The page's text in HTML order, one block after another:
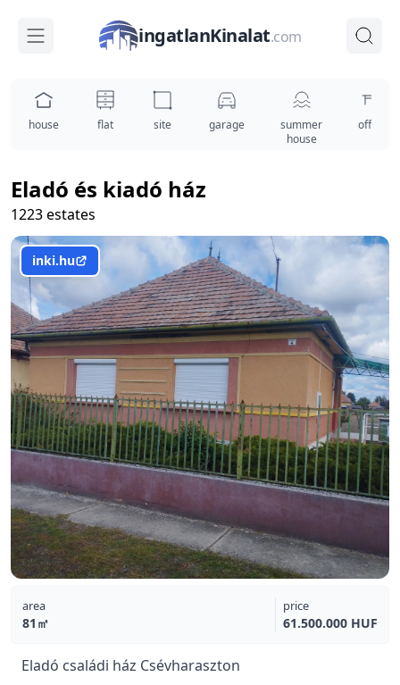
ingatlanKinalat.com
house flat site garage
summer
house
office
Eladó és kiadó ház
1223 estates
inki.hu
area
81㎡
price
61.500.000 HUF
Eladó családi ház Csévharaszton